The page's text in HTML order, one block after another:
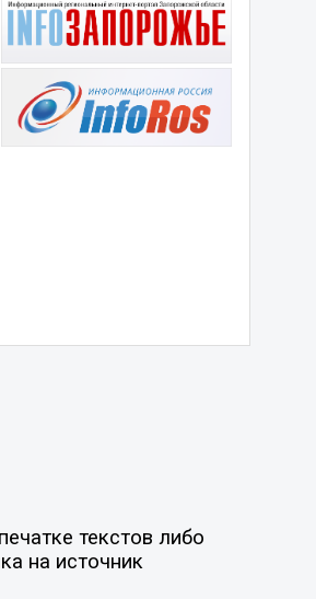
текстов либо
на источник